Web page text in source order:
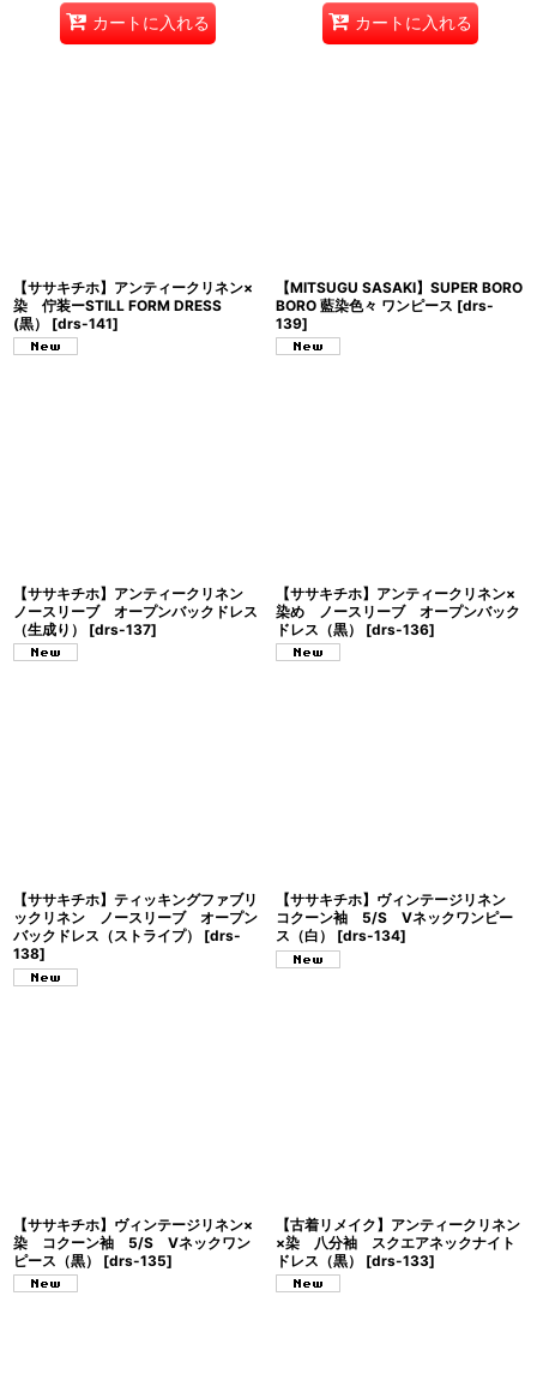
カートに入れる カートに入れる
【ササキチホ】アンティークリネン×
染 佇装ーSTILL FORM DRESS
(黒）
[drs-141]
【MITSUGU SASAKI】SUPER BORO
BORO 藍染色々 ワンピース [drs-
139]
【ササキチホ】アンティークリネン
ノースリーブ オープンバックドレス
（生成り）
[drs-137]
【ササキチホ】アンティークリネン×
染め ノースリーブ オープンバック
ドレス（黒）
[drs-136]
【ササキチホ】ティッキングファブリ
ックリネン ノースリーブ オープン
バックドレス（ストライプ）
[drs-
138]
【ササキチホ】ヴィンテージリネン
コクーン袖 5/S Vネックワンピー
ス（白）
[drs-134]
【ササキチホ】ヴィンテージリネン×
染 コクーン袖 5/S Vネックワン
ピース（黒）
[drs-135]
【古着リメイク】アンティークリネン
×染 八分袖 スクエアネックナイト
ドレス（黒）
[drs-133]